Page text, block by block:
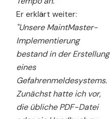
Er erklärt weiter:
"Unsere MaintMaster-
Implementierung
bestand in der Erstellung
eines
Gefahrenmeldesystems.
Zunächst hatte ich vor,
die übliche PDF-Datei